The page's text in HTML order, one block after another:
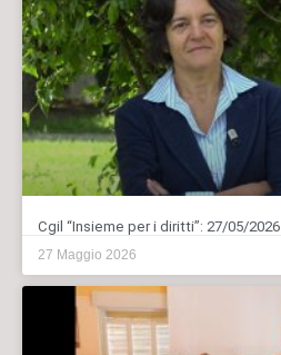
Cgil “Insieme per i diritti”: 27/05/2026
27 Maggio 2026